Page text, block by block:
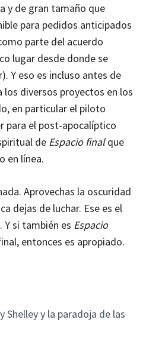
y de gran tamaño que
para pedidos anticipados
parte del acuerdo
lugar desde donde se
Y eso es incluso antes de
diversos proyectos en los
en particular el piloto
para el post-apocalíptico
de Espacio finalque
en línea.
Aprovechas la oscuridad
dejas de luchar. Ese es el
Y si también es Espacio
entonces es apropiado.
Shelley y la paradoja de las